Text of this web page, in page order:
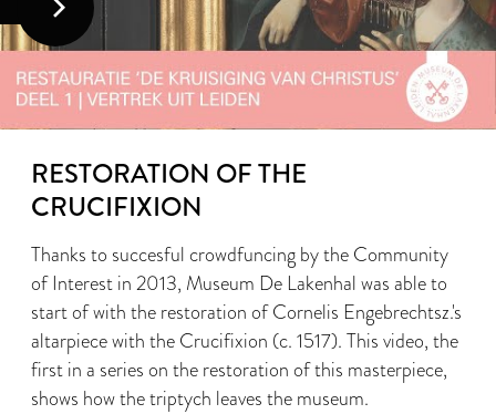
RESTORATION OF THE
CRUCIFIXION
Thanks to succesful crowdfuncing by the Community
of Interest in 2013, Museum De Lakenhal was able to
start of with the restoration of Cornelis Engebrechtsz.'s
altarpiece with the Crucifixion (c. 1517). This video, the
first in a series on the restoration of this masterpiece,
shows how the triptych leaves the museum.